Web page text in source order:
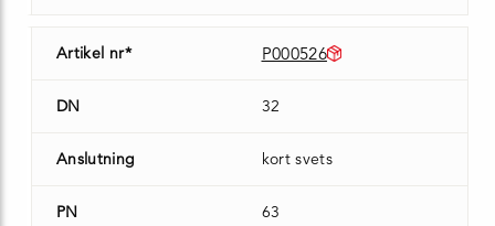
Artikel nr* P000526
DN 32
Anslutning kort svets
PN 63